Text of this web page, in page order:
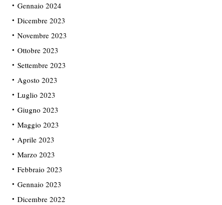
Gennaio 2024
Dicembre 2023
Novembre 2023
Ottobre 2023
Settembre 2023
Agosto 2023
Luglio 2023
Giugno 2023
Maggio 2023
Aprile 2023
Marzo 2023
Febbraio 2023
Gennaio 2023
Dicembre 2022